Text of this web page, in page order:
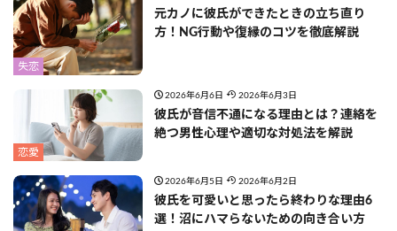
失恋
元カノに彼氏ができたときの立ち直り
方！NG行動や復縁のコツを徹底解説
恋愛
2026年6月6日 2026年6月3日
彼氏が音信不通になる理由とは？連絡を
絶つ男性心理や適切な対処法を解説
2026年6月5日 2026年6月2日
彼氏を可愛いと思ったら終わりな理由6
選！沼にハマらないための向き合い方